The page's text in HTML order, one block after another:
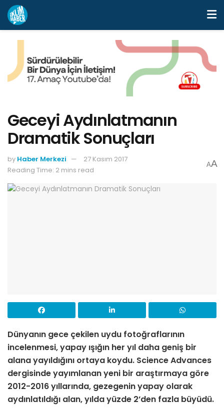
Geceyi Aydınlatmanın
Dramatik Sonuçları
by Haber Merkezi
27 Kasım 2017
Reading Time: 2 mins read
AA
Dünyanın gece çekilen uydu fotoğraflarının
incelenmesi, yapay ışığın her yıl daha geniş bir
alana yayıldığını ortaya koydu. Science Advances
dergisinde yayımlanan yeni bir araştırmaya göre
2012-2016 yıllarında, gezegenin yapay olarak
aydınlatıldığı alan, yılda yüzde 2’den fazla büyüdü.